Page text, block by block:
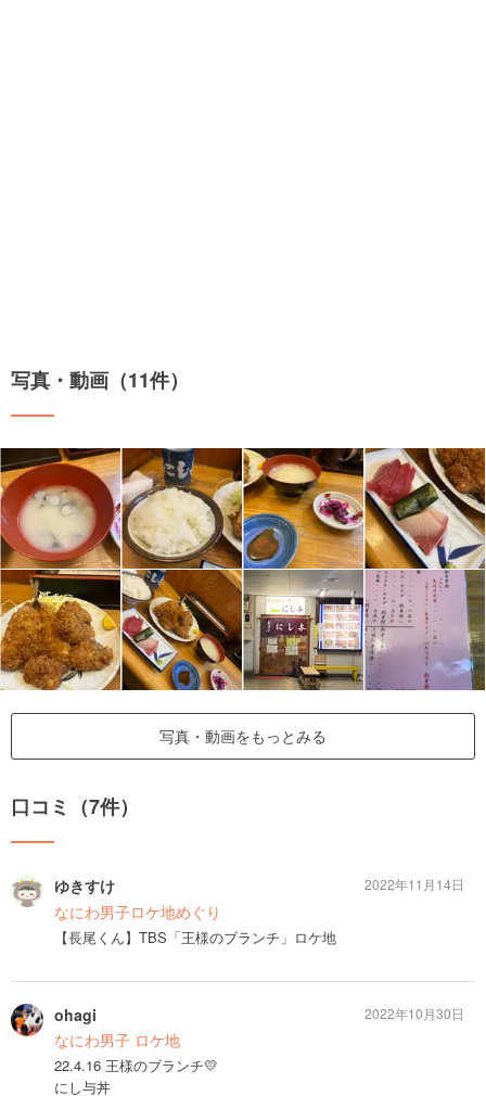
写真・動画（11件）
写真・動画をもっとみる
口コミ（7件）
ゆきすけ
なにわ男子ロケ地めぐり
【長尾くん】TBS「王様のブランチ」ロケ地
2022年11月14日
ohagi
なにわ男子 ロケ地
22.4.16 王様のブランチ💛
にし与丼
2022年10月30日